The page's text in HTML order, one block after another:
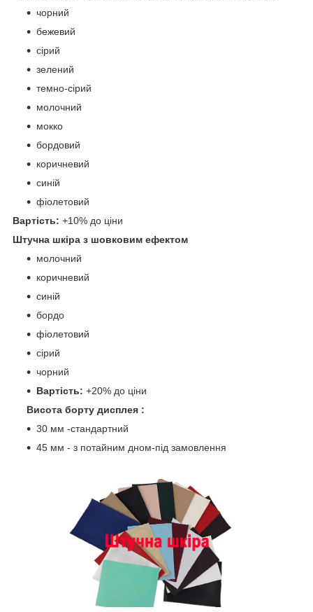
чорний
бежевий
сірий
зелений
темно-сірий
молочний
мокко
бордовий
коричневий
синій
фіолетовий
Вартість: +10% до ціни
Штучна шкіра з шовковим ефектом
молочний
коричневий
синій
бордо
фіолетовий
сірий
чорний
Вартість: +20% до ціни
Висота борту дисплея :
30 мм -стандартний
45 мм - з потайним дном-під замовлення